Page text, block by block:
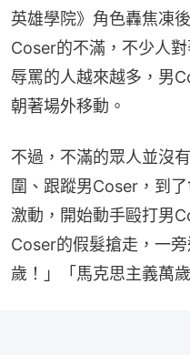
英雄學院》角色轟焦凍
Coser的不滿，不少人
辱罵的人越來越多，男
朝著場外移動。
不過，不滿的眾人並沒
圍、跟蹤男Coser，到
激動，開始動手毆打男
Coser的假髮搶走，一
歲！」「馬克思主義萬